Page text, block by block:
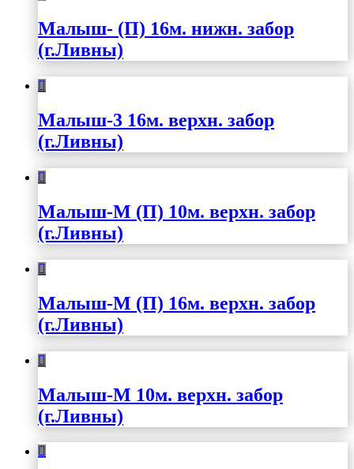
Малыш- (П) 16м. нижн. забор
(г.Ливны)
Малыш-3 16м. верхн. забор
(г.Ливны)
Малыш-М (П) 10м. верхн. забор
(г.Ливны)
Малыш-М (П) 16м. верхн. забор
(г.Ливны)
Малыш-М 10м. верхн. забор
(г.Ливны)